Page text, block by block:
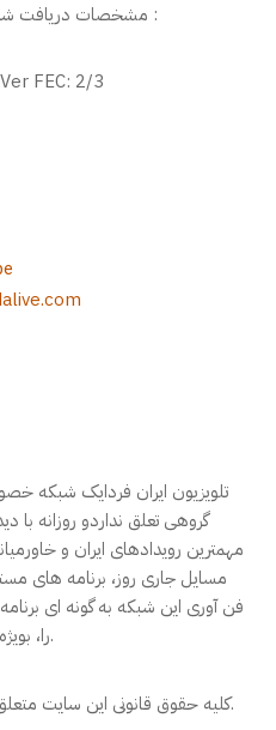
مشخصات دریافت شبکه ایران فردا در ماهواره ترکمنعالم :
FEC: 2/3
تلویزیون ایران فردایک
گروهی تعلق نداردو روزانه
مسایل جاری روز، برنامه های
فن آوری این شبکه به گونه ای
را، بویژه از میان جوانان، به خود جذب کنند.
کلیه حقوق قانونی این سایت متعلق به شبکه تلویزیون ایران فردا است.